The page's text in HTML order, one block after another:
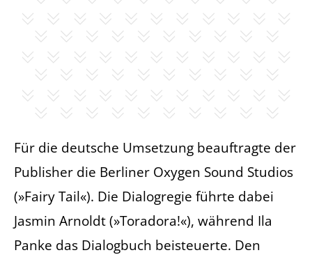
Für die deutsche Umsetzung beauftragte der
Publisher die Berliner Oxygen Sound Studios
(»Fairy Tail«). Die Dialogregie führte dabei
Jasmin Arnoldt (»Toradora!«), während Ila
Panke das Dialogbuch beisteuerte. Den